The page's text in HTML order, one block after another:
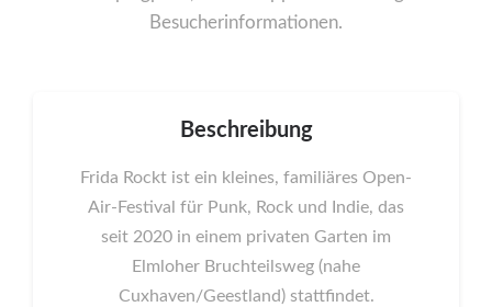
Besucherinformationen.
Beschreibung
Frida Rockt ist ein kleines, familiäres Open-
Air-Festival für Punk, Rock und Indie, das
seit 2020 in einem privaten Garten im
Elmloher Bruchteilsweg (nahe
Cuxhaven/Geestland) stattfindet.